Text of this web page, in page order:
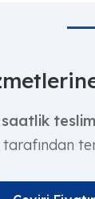
saatlik
tarafından